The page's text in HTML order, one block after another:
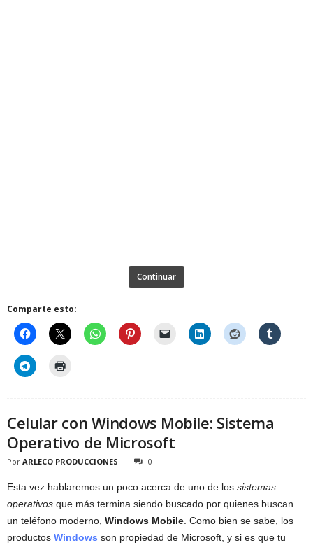
Continuar
Comparte esto:
Celular con Windows Mobile: Sistema
Operativo de Microsoft
Por ARLECO PRODUCCIONES 0
Esta vez hablaremos un poco acerca de uno de los sistemas
operativos que más termina siendo buscado por quienes buscan
un teléfono moderno, Windows Mobile. Como bien se sabe, los
productos Windows son propiedad de Microsoft, y si es que tu